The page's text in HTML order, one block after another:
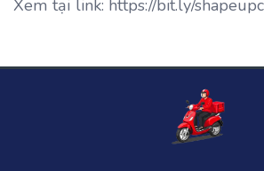
Xem tại link: https://bit.ly/